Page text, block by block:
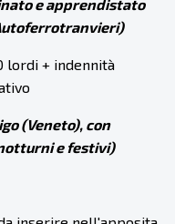
e apprendistato
lordi + indennità
(Veneto), con
e festivi)